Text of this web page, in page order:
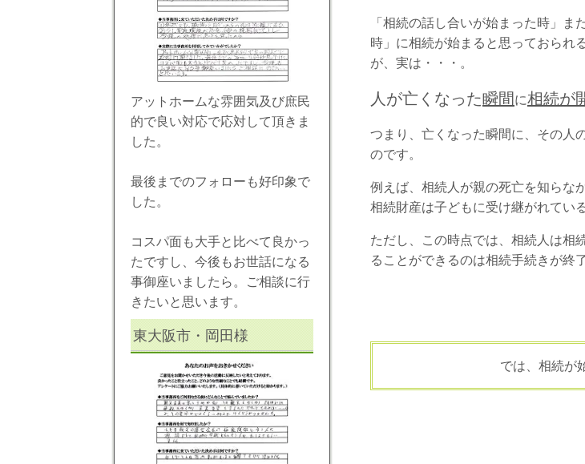
「相続の話し合いが始まった時」ま
時」に相続が始まると思っておられ
が、実は・・・。
人が亡くなった瞬間 に相続が
つまり、亡くなった瞬間に、その人
のです。
例えば、相続人が親の死亡を知らな
相続財産は子どもに受け継がれてい
ただし、この時点では、相続人は相
ることができるのは相続手続きが終
では、相続が
アットホームな雰囲気及び庶民
的で良い対応で応対して頂きま
した。
最後までのフォローも好印象で
した。
コスパ面も大手と比べて良かっ
たですし、今後もお世話になる
事御座いましたら。ご相談に行
きたいと思います。
東大阪市・岡田様